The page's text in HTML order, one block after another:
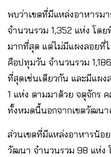
พบว่าเขตที่มีแหล่งอาหารม
จำนวนรวม 1,352 แห่ง โด
มากที่สุด แต่ไม่มีแผงลอยที่
คือปทุมวัน จำนวนรวม
ที่สุดเช่นเดียวกัน และมีแผง
1 แห่ง ตามมาด้วย จตุจักร ค
ทั้งหมดนี้นอกจากเขตวัฒน
ส่วนเขตที่มีแหล่งอาหารน้อ
วัฒนา จำนวนรวม 98 แห่ง